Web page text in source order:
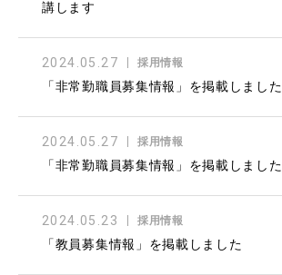
講します
2024.05.27 採用情報
「非常勤職員募集情報」を掲載しました
2024.05.27 採用情報
「非常勤職員募集情報」を掲載しました
2024.05.23 採用情報
「教員募集情報」を掲載しました